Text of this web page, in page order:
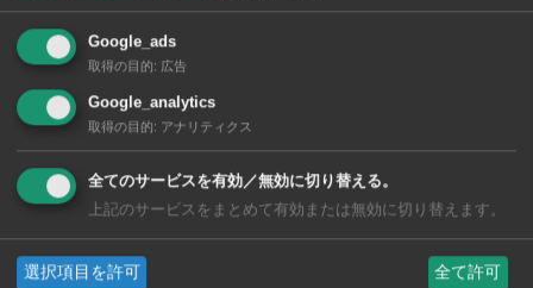
2026年版
える薬 2026年版
Google_ads
取得の目的: 広告
Google_analytics
取得の目的: アナリティクス
全てのサービスを有効／無効に切り替える。
上記のサービスをまとめて有効または無効に切り替えます。
選択項目を許可 全て許可